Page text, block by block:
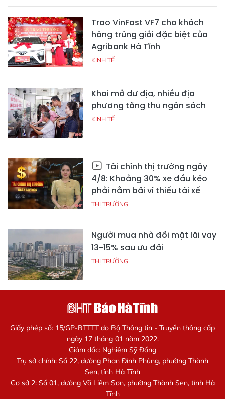
Trao VinFast VF7 cho khách
hàng trúng giải đặc biệt của
Agribank Hà Tĩnh
KINH TẾ
Khai mở dư địa, nhiều địa
phương tăng thu ngân sách
KINH TẾ
Tài chính thị trường ngày
4/8: Khoảng 30% xe đầu kéo
phải nằm bãi vì thiếu tài xế
THỊ TRƯỜNG
Người mua nhà đối mặt lãi vay
13-15% sau ưu đãi
THỊ TRƯỜNG
Giấy phép số: 15/GP-BTTTT do Bộ Thông tin - Truyền thông cấp
ngày 17 tháng 01 năm 2022.
Giám đốc: Nghiêm Sỹ Đống
Trụ sở chính: Số 22, đường Phan Đình Phùng, phường Thành
Sen, tỉnh Hà Tĩnh
Cơ sở 2: Số 01, đường Võ Liêm Sơn, phường Thành Sen, tỉnh Hà
Tĩnh